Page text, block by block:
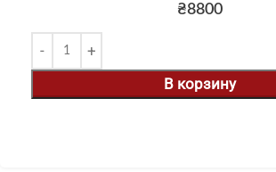
₴8800
В корзину